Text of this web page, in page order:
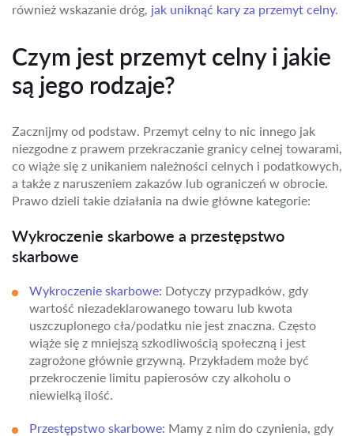
również wskazanie dróg, jak uniknąć kary za przemyt celny.
Czym jest przemyt celny i jakie
są jego rodzaje?
Zacznijmy od podstaw. Przemyt celny to nic innego jak
niezgodne z prawem przekraczanie granicy celnej towarami,
co wiąże się z unikaniem należności celnych i podatkowych,
a także z naruszeniem zakazów lub ograniczeń w obrocie.
Prawo dzieli takie działania na dwie główne kategorie:
Wykroczenie skarbowe a przestępstwo
skarbowe
Wykroczenie skarbowe: Dotyczy przypadków, gdy
wartość niezadeklarowanego towaru lub kwota
uszczuplonego cła/podatku nie jest znaczna. Często
wiąże się z mniejszą szkodliwością społeczną i jest
zagrożone głównie grzywną. Przykładem może być
przekroczenie limitu papierosów czy alkoholu o
niewielką ilość.
Przestępstwo skarbowe: Mamy z nim do czynienia, gdy